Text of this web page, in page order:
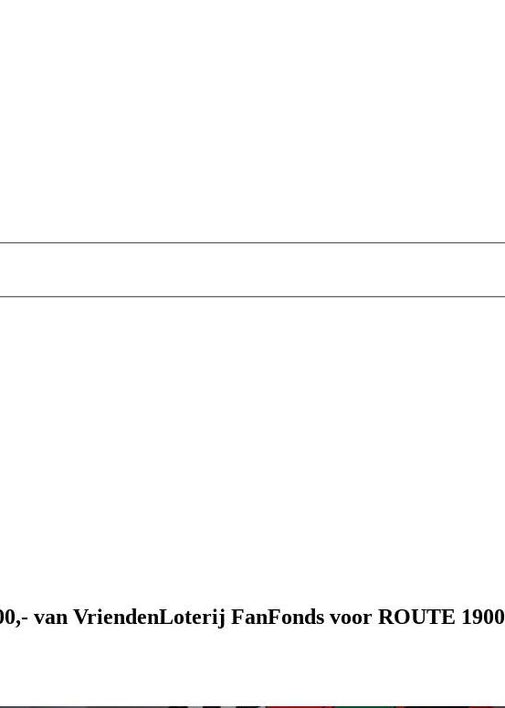
van VriendenLoterij FanFonds voor ROUTE 1900